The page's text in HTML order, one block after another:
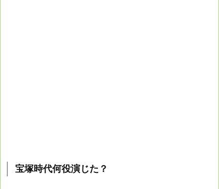
宝塚時代何役演じた？